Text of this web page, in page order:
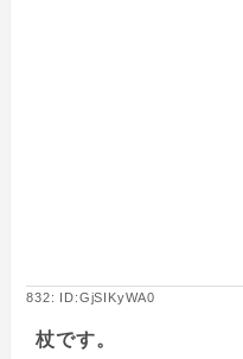
832: ID:GjSIKyWA0
杖です。